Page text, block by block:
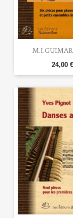
24,00 €